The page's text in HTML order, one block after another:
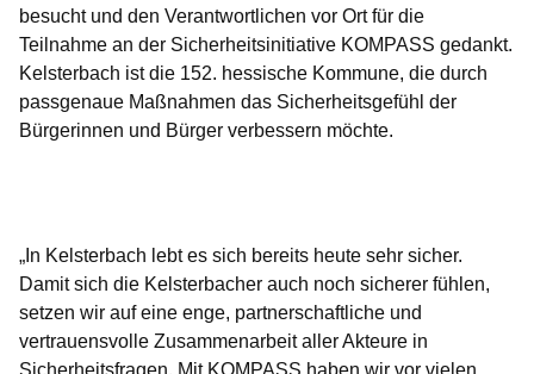
besucht und den Verantwortlichen vor Ort für die
Teilnahme an der Sicherheitsinitiative KOMPASS gedankt.
Kelsterbach ist die 152. hessische Kommune, die durch
passgenaue Maßnahmen das Sicherheitsgefühl der
Bürgerinnen und Bürger verbessern möchte.
„In Kelsterbach lebt es sich bereits heute sehr sicher.
Damit sich die Kelsterbacher auch noch sicherer fühlen,
setzen wir auf eine enge, partnerschaftliche und
vertrauensvolle Zusammenarbeit aller Akteure in